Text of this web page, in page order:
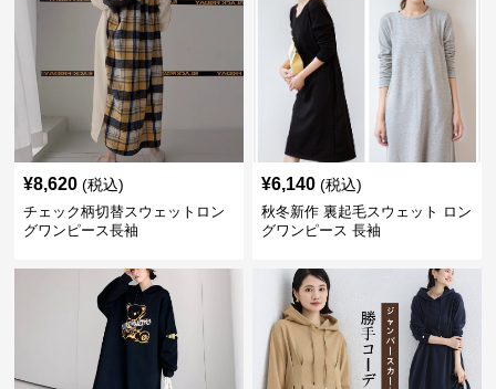
¥8,620 (税込)
チェック柄切替スウェットロン
グワンピース長袖
¥6,140 (税込)
秋冬新作 裏起毛スウェット ロン
グワンピース 長袖